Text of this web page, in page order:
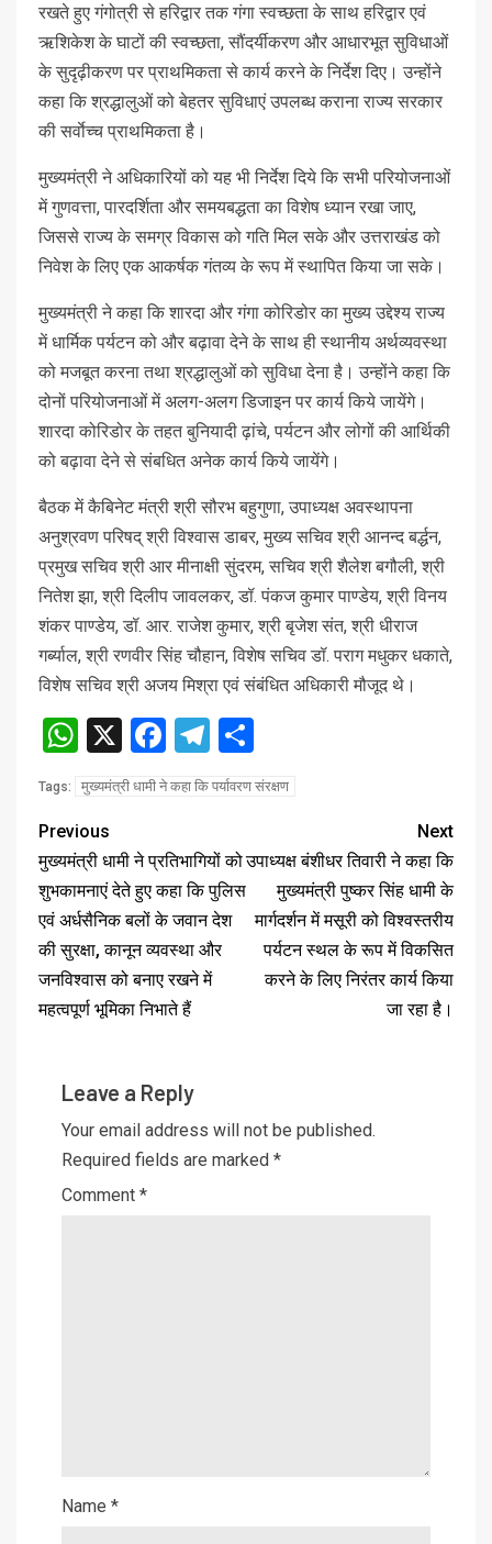
रखते हुए गंगोत्री से हरिद्वार तक गंगा स्वच्छता के साथ हरिद्वार एवं
ऋशिकेश के घाटों की स्वच्छता, सौंदर्यीकरण और आधारभूत सुविधाओं
के सुदृढ़ीकरण पर प्राथमिकता से कार्य करने के निर्देश दिए। उन्होंने
कहा कि श्रद्धालुओं को बेहतर सुविधाएं उपलब्ध कराना राज्य सरकार
की सर्वाेच्च प्राथमिकता है।
मुख्यमंत्री ने अधिकारियों को यह भी निर्देश दिये कि सभी परियोजनाओं
में गुणवत्ता, पारदर्शिता और समयबद्धता का विशेष ध्यान रखा जाए,
जिससे राज्य के समग्र विकास को गति मिल सके और उत्तराखंड को
निवेश के लिए एक आकर्षक गंतव्य के रूप में स्थापित किया जा सके।
मुख्यमंत्री ने कहा कि शारदा और गंगा कोरिडोर का मुख्य उद्देश्य राज्य
में धार्मिक पर्यटन को और बढ़ावा देने के साथ ही स्थानीय अर्थव्यवस्था
को मजबूत करना तथा श्रद्धालुओं को सुविधा देना है। उन्होंने कहा कि
दोनों परियोजनाओं में अलग-अलग डिजाइन पर कार्य किये जायेंगे।
शारदा कोरिडोर के तहत बुनियादी ढ़ांचे, पर्यटन और लोगों की आर्थिकी
को बढ़ावा देने से संबधित अनेक कार्य किये जायेंगे।
बैठक में कैबिनेट मंत्री श्री सौरभ बहुगुणा, उपाध्यक्ष अवस्थापना
अनुश्रवण परिषद् श्री विश्वास डाबर, मुख्य सचिव श्री आनन्द बर्द्धन,
प्रमुख सचिव श्री आर मीनाक्षी सुंदरम, सचिव श्री शैलेश बगौली, श्री
नितेश झा, श्री दिलीप जावलकर, डॉ. पंकज कुमार पाण्डेय, श्री विनय
शंकर पाण्डेय, डॉ. आर. राजेश कुमार, श्री बृजेश संत, श्री धीराज
गर्ब्याल, श्री रणवीर सिंह चौहान, विशेष सचिव डॉ. पराग मधुकर धकाते,
विशेष सचिव श्री अजय मिश्रा एवं संबंधित अधिकारी मौजूद थे।
WhatsApp
X Facebook
Telegram
Tags: मुख्यमंत्री धामी ने कहा कि पर्यावरण संरक्षण
Previous
मुख्यमंत्री धामी ने प्रतिभागियों को
शुभकामनाएं देते हुए कहा कि पुलिस
एवं अर्धसैनिक बलों के जवान देश
की सुरक्षा, कानून व्यवस्था और
जनविश्वास को बनाए रखने में
महत्वपूर्ण भूमिका निभाते हैं
Next
उपाध्यक्ष बंशीधर तिवारी ने कहा कि
मुख्यमंत्री पुष्कर सिंह धामी के
मार्गदर्शन में मसूरी को विश्वस्तरीय
पर्यटन स्थल के रूप में विकसित
करने के लिए निरंतर कार्य किया
जा रहा है।
Leave a Reply
Your email address will not be published.
Required fields are marked *
Comment *
Name *